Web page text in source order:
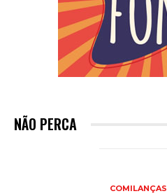
NÃO PERCA
COMILANÇAS